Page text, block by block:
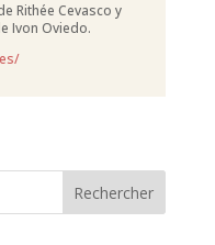
Rithée Cevasco y
Ivon Oviedo.